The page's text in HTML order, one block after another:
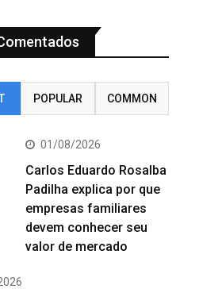
POPULAR COMMON
01/08/2026
Carlos Eduardo Rosalba
Padilha explica por que
empresas familiares
devem conhecer seu
valor de mercado